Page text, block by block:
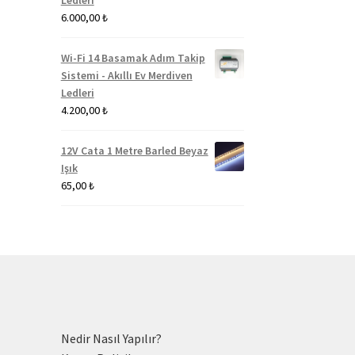
6.000,00₺
Wi-Fi 14 Basamak Adım Takip
Sistemi - Akıllı Ev Merdiven
Ledleri
4.200,00₺
12V Cata 1 Metre Barled Beyaz
Işık
65,00₺
Nedir Nasıl Yapılır?